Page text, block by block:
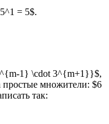
= 5$.
1} \cdot 3^{m+1}}$,
простые множители: $6
так: